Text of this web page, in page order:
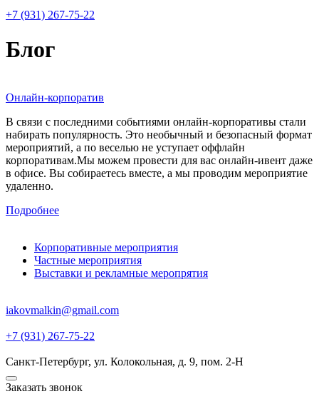
+7 (931) 267-75-22
Блог
Онлайн-корпоратив
В связи с последними событиями онлайн-корпоративы стали
набирать популярность. Это необычный и безопасный формат
мероприятий, а по веселью не уступает оффлайн
корпоративам.Мы можем провести для вас онлайн-ивент даже
в офисе. Вы собираетесь вместе, а мы проводим мероприятие
удаленно.
Подробнее
Корпоративные мероприятия
Частные мероприятия
Выставки и рекламные меропрятия
iakovmalkin@gmail.com
+7 (931) 267-75-22
Санкт-Петербург, ул. Колокольная, д. 9, пом. 2-Н
Заказать звонок